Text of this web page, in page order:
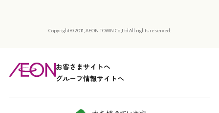
Copyright © 2011, AEON TOWN Co.,Ltd.All rights reserved.
お客さまサイトへ
グループ情報サイトへ